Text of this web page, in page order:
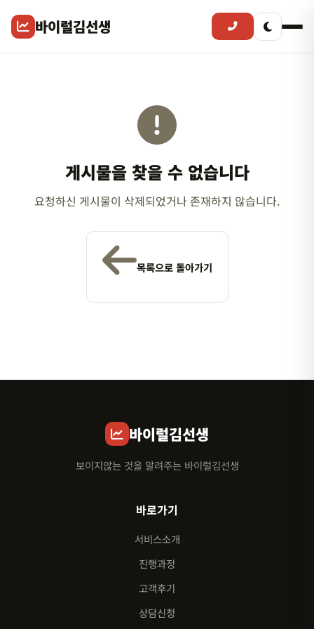
바이럴김선생
게시물을 찾을 수 없습니다
요청하신 게시물이 삭제되었거나 존재하지 않습니다.
목록으로 돌아가기
바이럴김선생
보이지않는 것을 알려주는 바이럴김선생
바로가기
서비스소개
진행과정
고객후기
상담신청